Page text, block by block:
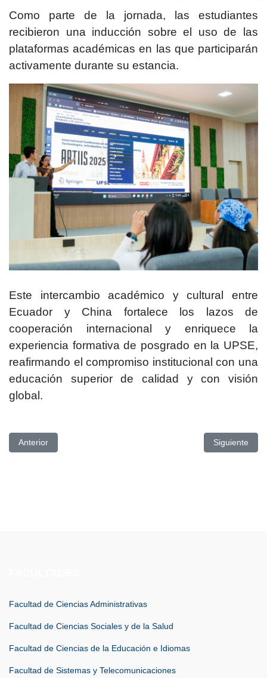
Como parte de la jornada, las estudiantes
recibieron una inducción sobre el uso de las
plataformas académicas en las que participarán
activamente durante su estancia.
Este intercambio académico y cultural entre
Ecuador y China fortalece los lazos de
cooperación internacional y enriquece la
experiencia formativa de posgrado en la UPSE,
reafirmando el compromiso institucional con una
educación superior de calidad y con visión
global.
Artículo anterior: CARRERA DE EDUCACIÓN INICIAL
Anterior Artículo
Siguiente
Facultad de Ciencias Administrativas
Facultad de Ciencias Sociales y de la Salud
Facultad de Ciencias de la Educación e Idiomas
Facultad de Sistemas y Telecomunicaciones